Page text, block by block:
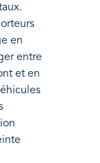
en
entre
et en